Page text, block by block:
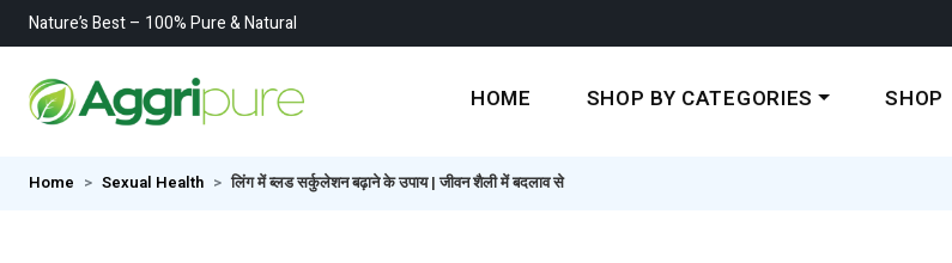
Nature’s Best – 100% Pure & Natural
HOME SHOP BY CATEGORIES SHOP
Home Sexual Health लिंग में ब्लड सर्कुलेशन बढ़ाने के उपाय | जीवन शैली में बदलाव से